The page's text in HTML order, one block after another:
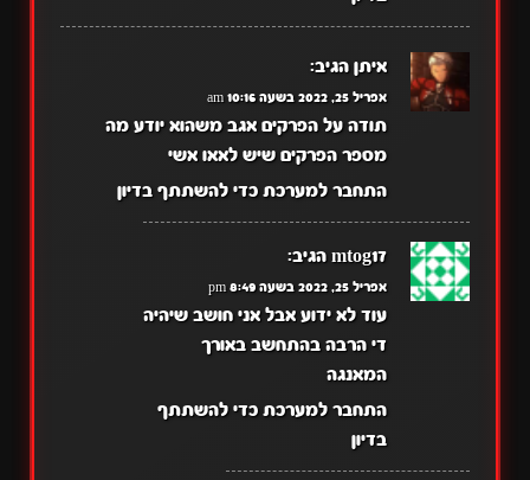
איתן הגיב:
אפריל 25, 2022 בשעה 10:16 am
תודה על הפרקים אגב משהוא יודע מה
מספר הפרקים שיש לאאו אשי
התחבר למערכת כדי להשתתף בדיון
mtog17 הגיב:
אפריל 25, 2022 בשעה 8:49 pm
עוד לא ידוע אבל אני חושב שיהיה
די הרבה בהתחשב באורך
המאנגה
התחבר למערכת כדי להשתתף
בדיון